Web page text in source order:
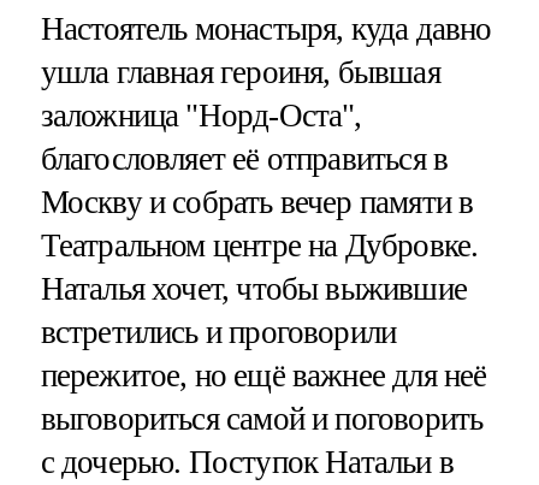
Настоятель монастыря, куда давно
ушла главная героиня, бывшая
заложница "Норд-Оста",
благословляет её отправиться в
Москву и собрать вечер памяти в
Театральном центре на Дубровке.
Наталья хочет, чтобы выжившие
встретились и проговорили
пережитое, но ещё важнее для неё
выговориться самой и поговорить
с дочерью. Поступок Натальи в